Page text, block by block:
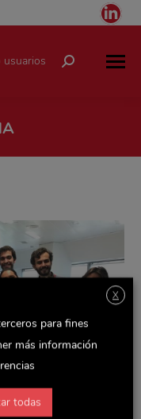
usuarios Buscar:
X
para fines
más información
todas